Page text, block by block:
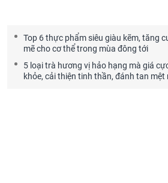
Top 6 thực phẩm siêu giàu kẽm, tăng
mẽ cho cơ thể trong mùa đông tới
5 loại trà hương vị hảo hạng mà giá
khỏe, cải thiện tinh thần, đánh tan mệt